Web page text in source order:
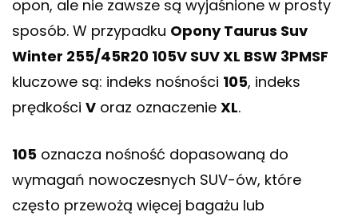
opon, ale nie zawsze są wyjaśnione w prosty
sposób. W przypadku Opony Taurus Suv
Winter 255/45R20 105V SUV XL BSW 3PMSF
kluczowe są: indeks nośności 105, indeks
prędkości V oraz oznaczenie XL.
105 oznacza nośność dopasowaną do
wymagań nowoczesnych SUV-ów, które
często przewożą więcej bagażu lub